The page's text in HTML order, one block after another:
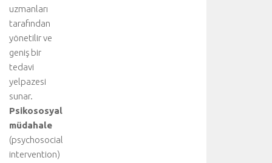
uzmanları
tarafından
yönetilir ve
geniş bir
tedavi
yelpazesi
sunar.
Psikososyal
müdahale
(psychosocial
intervention)